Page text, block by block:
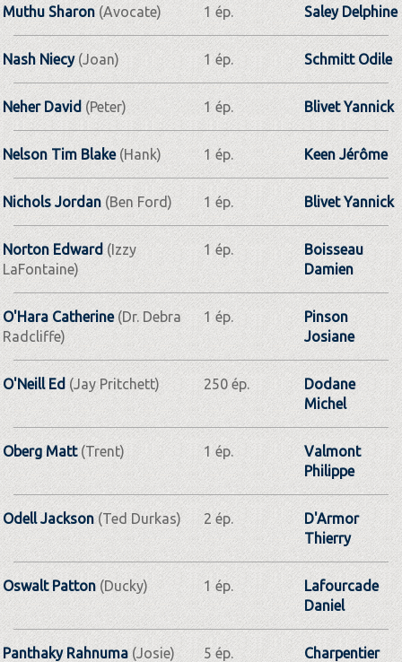
Muthu Sharon (Avocate) 1 ép. Saley Delphine
Nash Niecy(Joan) 1 ép. Schmitt Odile
Neher David(Peter) 1 ép. Blivet Yannick
Nelson Tim Blake(Hank) 1 ép. Keen Jérôme
Nichols Jordan (Ben Ford) 1 ép. Blivet Yannick
Norton Edward (Izzy
LaFontaine)
1 ép.
Boisseau
Damien
O'Hara Catherine(Dr. Debra
Radcliffe)
1 ép.
Pinson
Josiane
O'Neill Ed (Jay Pritchett) 250 ép.
Dodane
Michel
Oberg Matt(Trent) 1 ép.
Valmont
Philippe
Odell Jackson(Ted Durkas) 2 ép.
D'Armor
Thierry
Oswalt Patton(Ducky) 1 ép.
Lafourcade
Daniel
Panthaky Rahnuma (Josie) 5 ép.
Charpentier